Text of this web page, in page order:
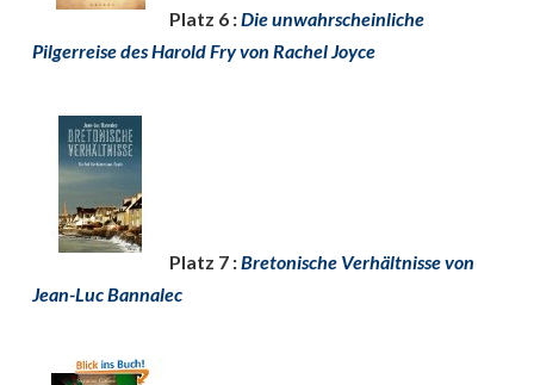
Platz 6 :Die unwahrscheinliche
Pilgerreise des Harold Fry von Rachel Joyce
Platz 7 :Bretonische Verhältnisse von
Jean-Luc Bannalec